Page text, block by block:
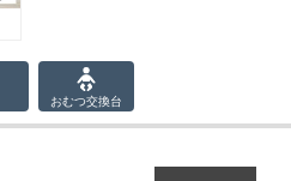
おむつ交換台